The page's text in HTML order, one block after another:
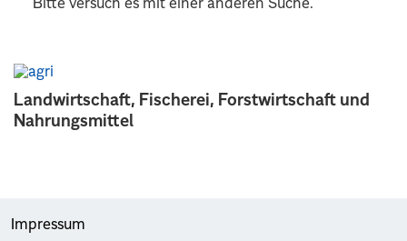
Landwirtschaft, Fischerei, Forstwirtschaft und
Nahrungsmittel
Bitte versuch es mit einer anderen Suche.
Impressum